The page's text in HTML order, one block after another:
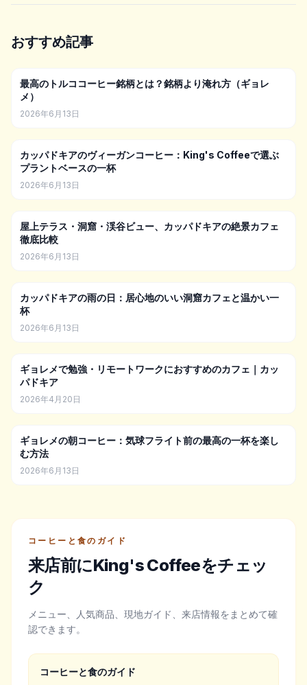
おすすめ記事
最高のトルココーヒー銘柄とは？銘柄より淹れ方（ギョレ
メ）
2026年6月13日
カッパドキアのヴィーガンコーヒー：King's Coffeeで選ぶ
プラントベースの一杯
2026年6月13日
屋上テラス・洞窟・渓谷ビュー、カッパドキアの絶景カフェ
徹底比較
2026年6月13日
カッパドキアの雨の日：居心地のいい洞窟カフェと温かい一
杯
2026年6月13日
ギョレメで勉強・リモートワークにおすすめのカフェ｜カッ
パドキア
2026年4月20日
ギョレメの朝コーヒー：気球フライト前の最高の一杯を楽し
む方法
2026年6月13日
コーヒーと食のガイド
来店前にKing's Coffeeをチェッ
ク
メニュー、人気商品、現地ガイド、来店情報をまとめて確
認できます。
コーヒーと食のガイド